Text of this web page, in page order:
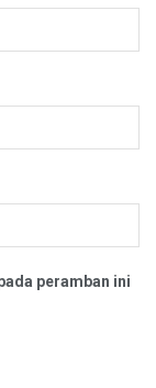
peramban ini